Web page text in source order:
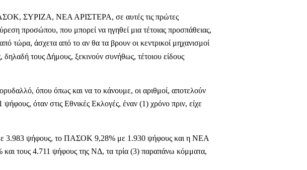
ΣΥΡΙΖΑ, ΝΕΑ ΑΡΙΣΤΕΡΑ, σε αυτές τις πρώτες
προσώπου, που μπορεί να ηγηθεί μια τέτοιας προσπάθειας,
τώρα, άσχετα από το αν θα τα βρουν οι κεντρικοί μηχανισμοί
τους Δήμους, ξεκινούν συνήθως, τέτοιου είδους
όπου όπως και να το κάνουμε, οι αριθμοί, αποτελούν
όταν στις Εθνικές Εκλογές, έναν (1) χρόνο πριν, είχε
3.983 ψήφους, το ΠΑΣΟΚ 9,28% με 1.930 ψήφους και η ΝΕΑ
τους 4.711 ψήφους της ΝΔ, τα τρία (3) παραπάνω κόμματα,